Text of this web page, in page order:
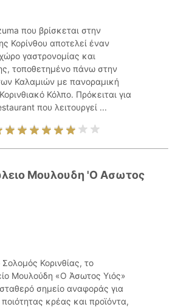
που βρίσκεται στην
Κορίνθου αποτελεί έναν
χώρο γαστρονομίας και
τοποθετημένο πάνω στην
Καλαμιών με πανοραμική
Κόλπο. Πρόκειται για
που λειτουργεί ...
Μουλουδη 'Ο Ασωτος
Σολομός Κορινθίας, το
Μουλούδη «Ο Άσωτος Υιός»
σημείο αναφοράς για
κρέας και προϊόντα,